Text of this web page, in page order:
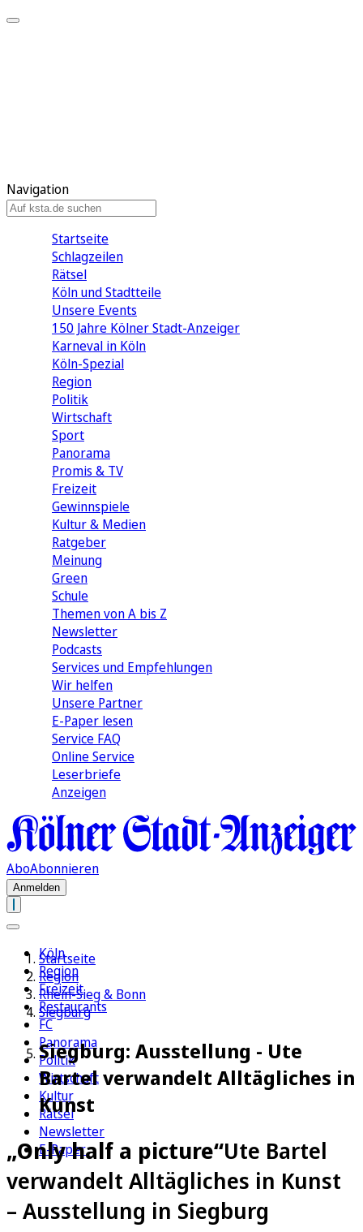
Navigation
Startseite
Schlagzeilen
Rätsel
Köln und Stadtteile
Unsere Events
150 Jahre Kölner Stadt-Anzeiger
Karneval in Köln
Köln-Spezial
Region
Politik
Wirtschaft
Sport
Panorama
Promis & TV
Freizeit
Gewinnspiele
Kultur & Medien
Ratgeber
Meinung
Green
Schule
Themen von A bis Z
Newsletter
Podcasts
Services und Empfehlungen
Wir helfen
Unsere Partner
E-Paper lesen
Service FAQ
Online Service
Leserbriefe
Anzeigen
AboAbonnieren
Anmelden
Köln
Region
Freizeit
Restaurants
FC
Panorama
Politik
Wirtschaft
Kultur
Rätsel
Newsletter
E-Paper
Startseite
Region
Rhein-Sieg & Bonn
Siegburg
Siegburg: Ausstellung - Ute
Bartel verwandelt Alltägliches in
Kunst
„Only half a picture“Ute Bartel
verwandelt Alltägliches in Kunst
– Ausstellung in Siegburg